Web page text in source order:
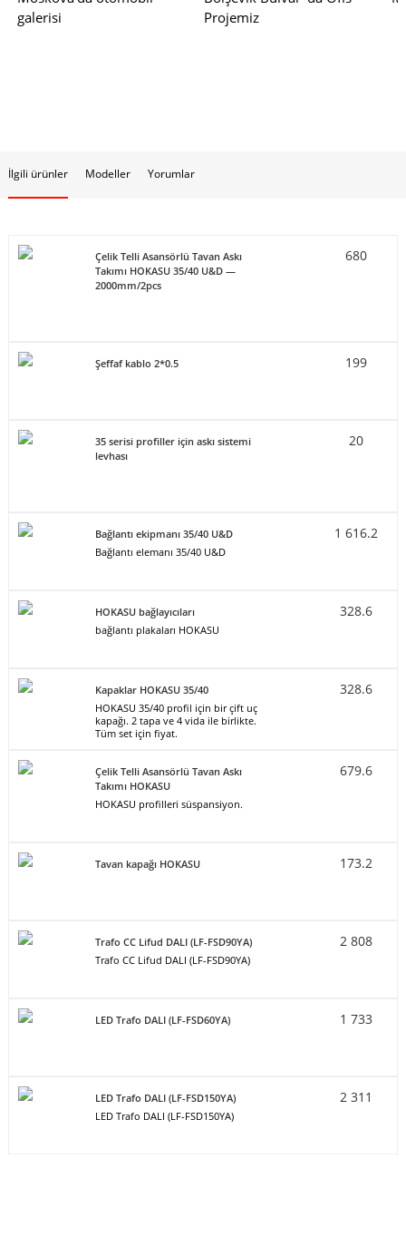
galerisi
Projemiz
İlgili ürünler Modeller Yorumlar
Çelik Telli Asansörlü Tavan Askı
Takımı HOKASU 35/40 U&D —
2000mm/2pcs
680
Şeffaf kablo 2*0.5 199
35 serisi profiller için askı sistemi
levhası
20
Bağlantı ekipmanı 35/40 U&D
Bağlantı elemanı 35/40 U&D
1 616.2
HOKASU bağlayıcıları
bağlantı plakaları HOKASU
328.6
Kapaklar HOKASU 35/40
HOKASU 35/40 profil için bir çift uç
kapağı. 2 tapa ve 4 vida ile birlikte.
Tüm set için fiyat.
328.6
Çelik Telli Asansörlü Tavan Askı
Takımı HOKASU
HOKASU profilleri süspansiyon.
679.6
Tavan kapağı HOKASU 173.2
Trafo CC Lifud DALI (LF-FSD90YA)
Trafo CC Lifud DALI (LF-FSD90YA)
2 808
LED Trafo DALI (LF-FSD60YA) 1 733
LED Trafo DALI (LF-FSD150YA)
LED Trafo DALI (LF-FSD150YA)
2 311